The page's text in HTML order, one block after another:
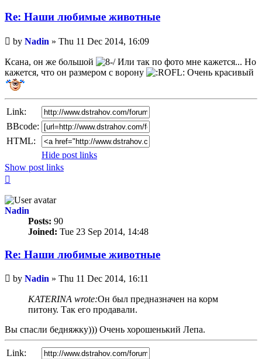
Re: Наши любимые животные
Unread
post
by Nadin » Thu 11 Dec 2014, 16:09
Ксана, он же большой
Или так по фото мне кажется... Но
кажется, что он размером с ворону
Очень красивый
Link:
BBcode:
HTML:
Hide post links
Show post links
Nadin
Posts: 90
Joined: Tue 23 Sep 2014, 14:48
Re: Наши любимые животные
Unread
post
by Nadin » Thu 11 Dec 2014, 16:11
KATERINA wrote:Он был предназначен на корм
питону. Так его продавали.
Вы спасли бедняжку))) Очень хорошенький Лепа.
Link: